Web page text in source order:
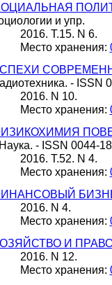
и упр.
2016. Т.15. N 6.
Место хранения:
- ISSN
2016. N 10.
Место хранения:
- ISSN 0044-
2016. Т.52. N 4.
Место хранения:
2016. N 4.
Место хранения:
И
2016. N 12.
Место хранения: